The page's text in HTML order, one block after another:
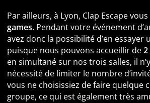
Par ailleurs, à Lyon, Clap Escape
games. Pendant votre événement
avez donc la possibilité d’en essayer
puisque nous pouvons accueillir de2
en simultané sur nos trois salles, il
nécessité de limiter le nombre
vous ne choisissiez de faire quelque
groupe, ce qui est également très